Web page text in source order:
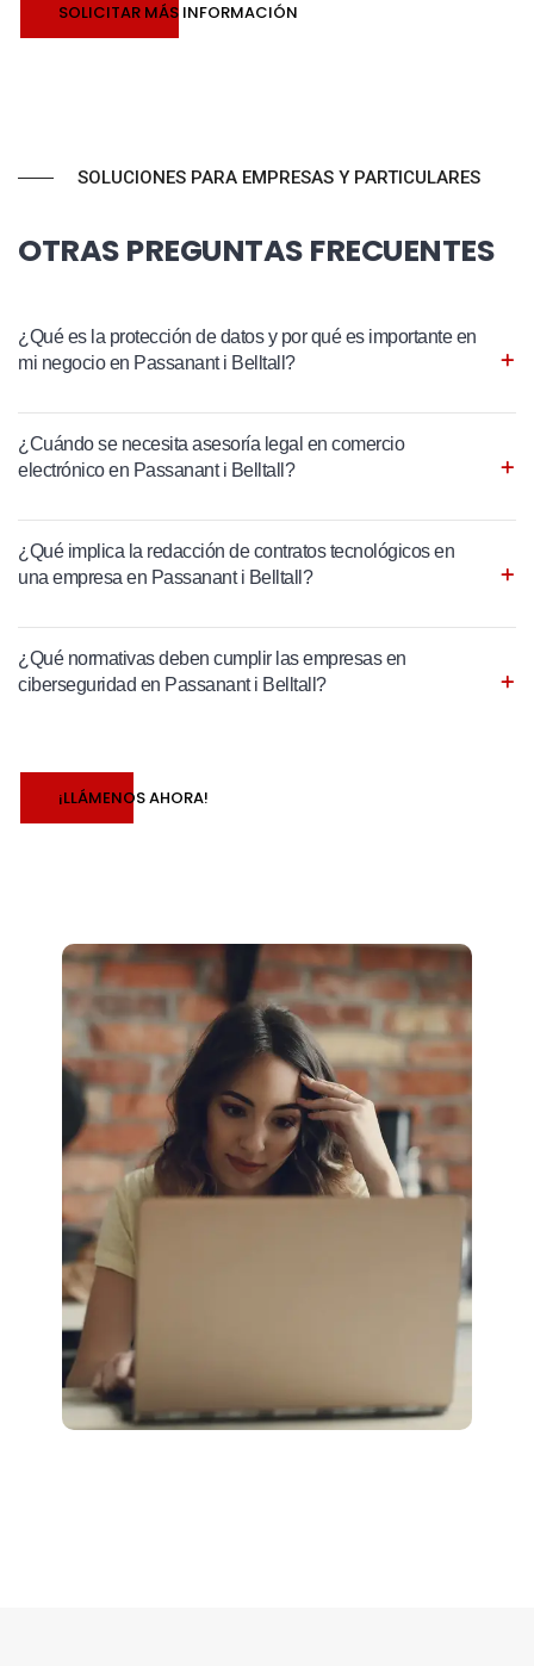
SOLICITAR MÁS INFORMACIÓN
SOLUCIONES PARA EMPRESAS Y PARTICULARES
OTRAS PREGUNTAS FRECUENTES
¿Qué es la protección de datos y por qué es importante en
mi negocio en Passanant i Belltall?
¿Cuándo se necesita asesoría legal en comercio
electrónico en Passanant i Belltall?
¿Qué implica la redacción de contratos tecnológicos en
una empresa en Passanant i Belltall?
¿Qué normativas deben cumplir las empresas en
ciberseguridad en Passanant i Belltall?
¡LLÁMENOS AHORA!